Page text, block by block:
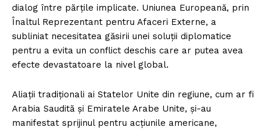
dialog între părțile implicate. Uniunea Europeană, prin
Înaltul Reprezentant pentru Afaceri Externe, a
subliniat necesitatea găsirii unei soluții diplomatice
pentru a evita un conflict deschis care ar putea avea
efecte devastatoare la nivel global.
Aliații tradiționali ai Statelor Unite din regiune, cum ar fi
Arabia Saudită și Emiratele Arabe Unite, și-au
manifestat sprijinul pentru acțiunile americane,